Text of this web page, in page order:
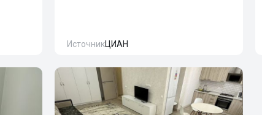
ИсточникЦИАН